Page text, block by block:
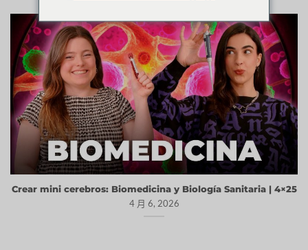
Crear mini cerebros: Biomedicina y Biología Sanitaria | 4×25
4 月 6, 2026